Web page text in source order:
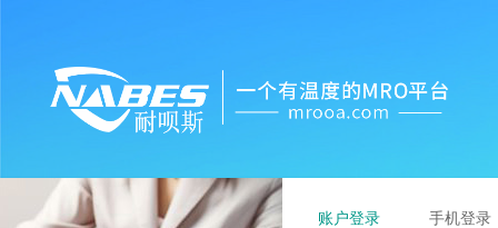
账户登录 手机登录